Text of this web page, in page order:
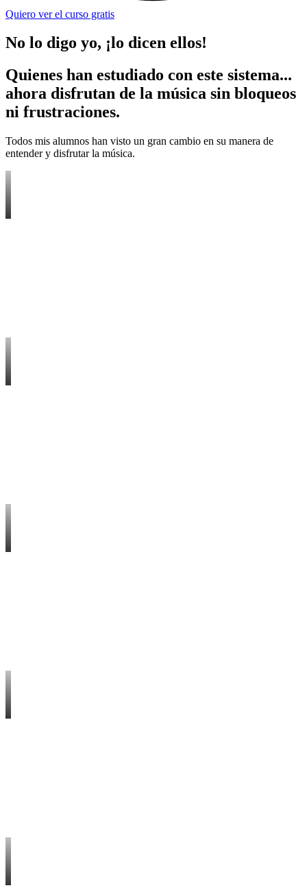
Quiero ver el curso gratis
No lo digo yo, ¡lo dicen ellos!
Quienes han estudiado con este sistema...
ahora disfrutan de la música sin bloqueos
ni frustraciones.
Todos mis alumnos han visto un gran cambio en su manera de
entender y disfrutar la música.